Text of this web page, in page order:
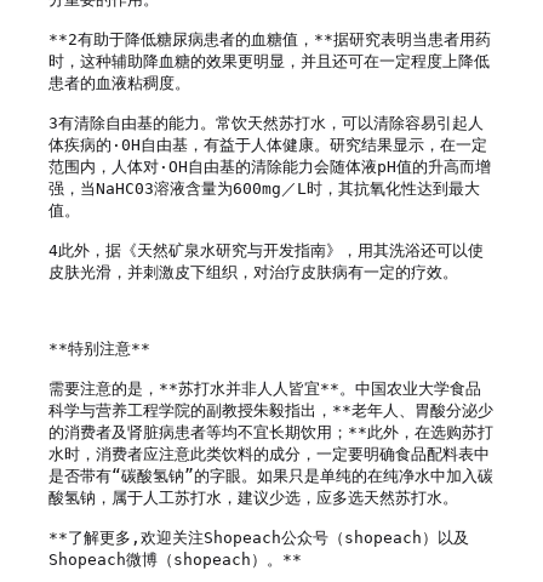
**2有助于降低糖尿病患者的血糖值，**据研究表明当患者用药
时，这种辅助降血糖的效果更明显，并且还可在一定程度上降低
患者的血液粘稠度。
3有清除自由基的能力。常饮天然苏打水，可以清除容易引起人
体疾病的·0H自由基，有益于人体健康。研究结果显示，在一定
范围内，人体对·OH自由基的清除能力会随体液pH值的升高而增
强，当NaHC03溶液含量为600mg／L时，其抗氧化性达到最大
值。
4此外，据《天然矿泉水研究与开发指南》，用其洗浴还可以使
皮肤光滑，并刺激皮下组织，对治疗皮肤病有一定的疗效。
**特别注意**
需要注意的是，**苏打水并非人人皆宜**。中国农业大学食品
科学与营养工程学院的副教授朱毅指出，**老年人、胃酸分泌少
的消费者及肾脏病患者等均不宜长期饮用；**此外，在选购苏打
水时，消费者应注意此类饮料的成分，一定要明确食品配料表中
是否带有“碳酸氢钠”的字眼。如果只是单纯的在纯净水中加入碳
酸氢钠，属于人工苏打水，建议少选，应多选天然苏打水。
**了解更多,欢迎关注Shopeach公众号（shopeach）以及
Shopeach微博（shopeach）。**